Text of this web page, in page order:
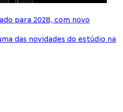
para 2028, com novo
das novidades do estúdio na